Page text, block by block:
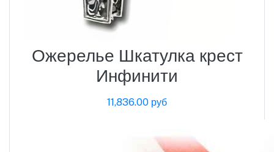
Ожерелье Шкатулка крест
Инфинити
11,836.00 руб